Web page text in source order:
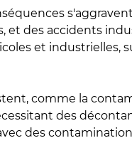
et des accidents
et industrielles,
comme la
des
des